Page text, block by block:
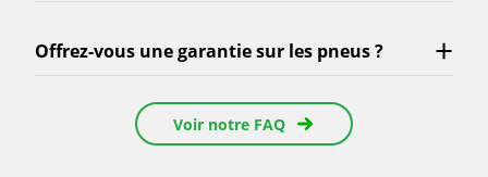
Offrez-vous une garantie sur les pneus ?
Voir notre FAQ